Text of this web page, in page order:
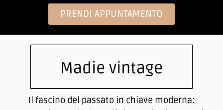
PRENDI APPUNTAMENTO
Madie vintage
Il fascino del passato in chiave moderna: